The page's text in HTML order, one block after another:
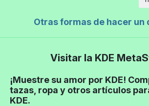
Otras formas de hacer un
Visitar la KDE
¡Muestre su amor por KDE!
tazas, ropa y otros artículos
KDE.